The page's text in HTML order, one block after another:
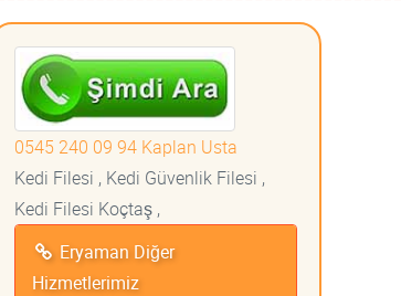
0545 240 09 94 Kaplan Usta
Kedi Filesi , Kedi Güvenlik Filesi ,
Kedi Filesi Koçtaş ,
Eryaman Diğer
Hizmetlerimiz